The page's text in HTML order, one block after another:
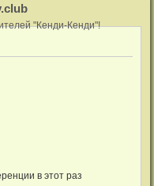
"Кенди-Кенди"!
в этот раз